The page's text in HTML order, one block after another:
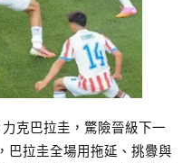
克巴拉圭，驚險晉級下一
巴拉圭全場用拖延、挑釁與